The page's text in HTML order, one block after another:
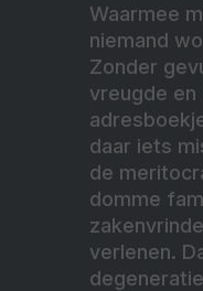
Waarmee
niemand
Zonder
vreugde
daar iets
de
domme
verlenen.